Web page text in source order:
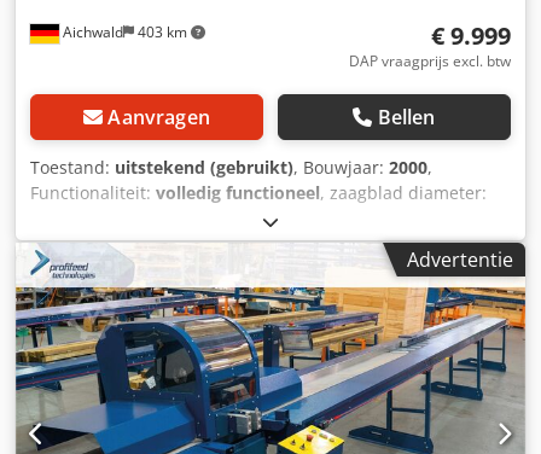
Aichwald 403 km € 9.999
DAP vraagprijs excl. btw
Aanvragen Bellen
Toestand: uitstekend (gebruikt), Bouwjaar: 2000,
Functionaliteit: volledig functioneel, zaagblad diameter:
, CNC automatische verstek-cirkelzaag met
microprocessorbesturing Details: - Frequentiegeregelde
zaagaandrijving, 13-73 omw/min - Moderne
microprocessorbesturing - Max. zaagblad Ø tot 370 mm -
Verstek 60° links en 45° rechts - Grote spanenlade -
Spantang met dubbele spanarm voor bramenarme sneden
- Verticale spancyllinder - Automatische koeling met
elektrische dompelpomp Technische gegevens: Zaagbereik
bij 90°: Ø 120 mm of 180 x 100 mm Zaagmotor: 3,0 kW-400
V Werkhoogte: 925 mm Gewicht ca. 750 kg
Advertentie